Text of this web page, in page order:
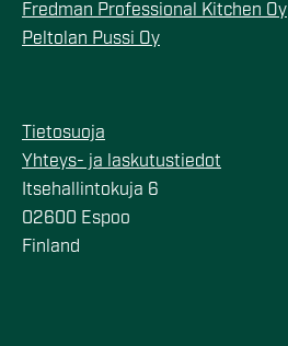
Fredman Professional Kitchen Oy
Peltolan Pussi Oy
Tietosuoja
Yhteys- ja laskutustiedot
Itsehallintokuja 6
02600 Espoo
Finland